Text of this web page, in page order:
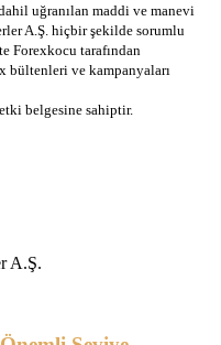
uğranılan maddi ve manevi
A.Ş. hiçbir şekilde sorumlu
Forexkocu tarafından
bültenleri ve kampanyaları
belgesine sahiptir.
A.Ş.